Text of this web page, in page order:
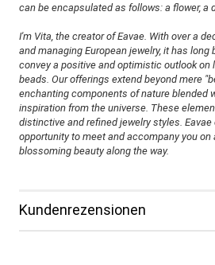
can be encapsulated as follows: a flower, a
I'm Vita, the creator of Eavae. With over a
and managing European jewelry, it has long
convey a positive and optimistic outlook on
beads. Our offerings extend beyond mere
enchanting components of nature blended
inspiration from the universe. These
distinctive and refined jewelry styles.
opportunity to meet and accompany you
blossoming beauty along the way.
Kundenrezensionen